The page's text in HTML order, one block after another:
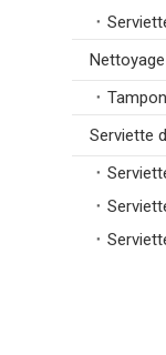
Serviette